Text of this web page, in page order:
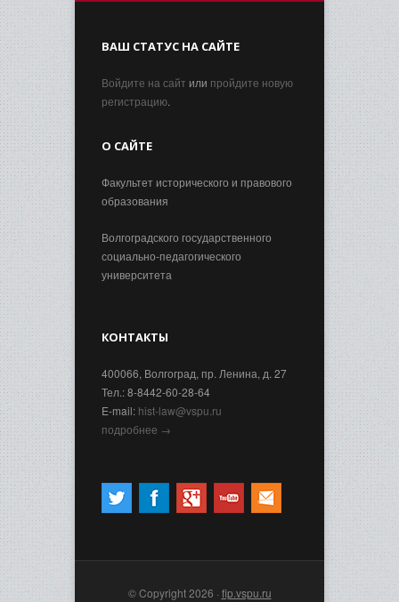
ВАШ СТАТУС НА САЙТЕ
Войдите на сайт или пройдите новую
регистрацию.
О САЙТЕ
Факультет исторического и правового
образования
Волгоградского государственного
социально-педагогического
университета
КОНТАКТЫ
400066, Волгоград, пр. Ленина, д. 27
Тел.: 8-8442-60-28-64
E-mail: hist-law@vspu.ru
подробнее →
© Copyright 2026 · fip.vspu.ru